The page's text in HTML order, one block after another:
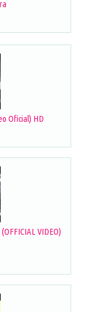
Oficial) HD
VIDEO)